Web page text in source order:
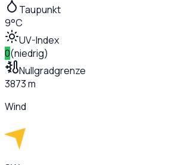
Taupunkt
9°C
UV-Index
0(niedrig)
Nullgradgrenze
3873 m
Wind